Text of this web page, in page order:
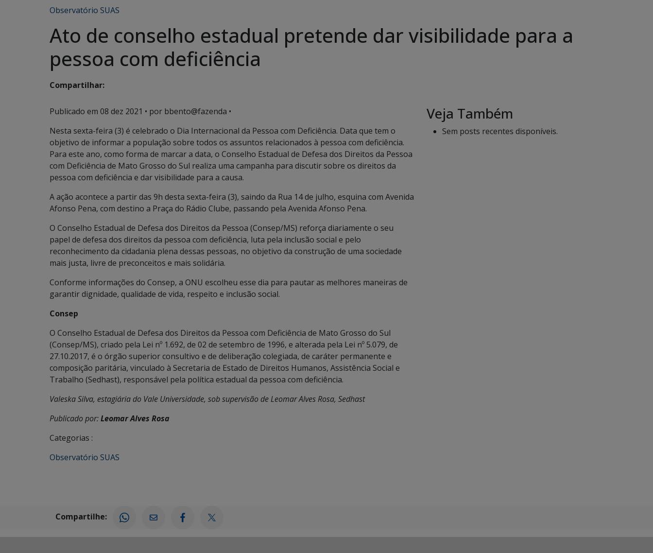
Observatório SUAS
Ato de conselho estadual pretende dar visibilidade para a
pessoa com deficiência
Compartilhar:
Publicado em 08 dez 2021 • por bbento@fazenda •
Nesta sexta-feira (3) é celebrado o Dia Internacional da Pessoa com Deficiência. Data que tem o
objetivo de informar a população sobre todos os assuntos relacionados à pessoa com deficiência.
Para este ano, como forma de marcar a data, o Conselho Estadual de Defesa dos Direitos da Pessoa
com Deficiência de Mato Grosso do Sul realiza uma campanha para discutir sobre os direitos da
pessoa com deficiência e dar visibilidade para a causa.
A ação acontece a partir das 9h desta sexta-feira (3), saindo da Rua 14 de julho, esquina com Avenida
Afonso Pena, com destino a Praça do Rádio Clube, passando pela Avenida Afonso Pena.
O Conselho Estadual de Defesa dos Direitos da Pessoa (Consep/MS) reforça diariamente o seu
papel de defesa dos direitos da pessoa com deficiência, luta pela inclusão social e pelo
reconhecimento da cidadania plena dessas pessoas, no objetivo da construção de uma sociedade
mais justa, livre de preconceitos e mais solidária.
Conforme informações do Consep, a ONU escolheu esse dia para pautar as melhores maneiras de
garantir dignidade, qualidade de vida, respeito e inclusão social.
Consep
O Conselho Estadual de Defesa dos Direitos da Pessoa com Deficiência de Mato Grosso do Sul
(Consep/MS), criado pela Lei nº 1.692, de 02 de setembro de 1996, e alterada pela Lei nº 5.079, de
27.10.2017, é o órgão superior consultivo e de deliberação colegiada, de caráter permanente e
composição paritária, vinculado à Secretaria de Estado de Direitos Humanos, Assistência Social e
Trabalho (Sedhast), responsável pela política estadual da pessoa com deficiência.
Valeska Silva, estagiária do Vale Universidade, sob supervisão de Leomar Alves Rosa, Sedhast
Publicado por:Leomar Alves Rosa
Categorias :
Observatório SUAS
Veja Também
Sem posts recentes disponíveis.
Compartilhe: